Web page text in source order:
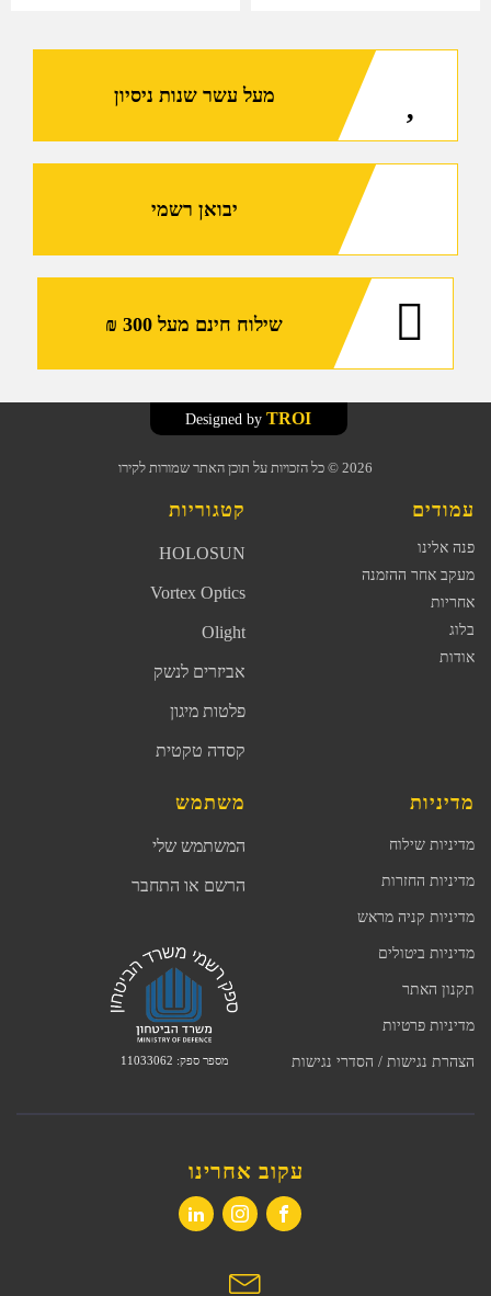
מעל עשר שנות ניסיון
יבואן רשמי
שילוח חינם מעל 300 ₪
2026 © כל הזכויות על תוכן האתר שמורות לקירו
TROI
עמודים
פנה אלינו
מעקב אחר ההזמנה
אחריות
בלוג
אודות
קטגוריות
HOLOSUN
Vortex Optics
Olight
אביזרים לנשק
פלטות מיגון
קסדה טקטית
מדיניות
מדיניות שילוח
מדיניות החזרות
מדיניות קניה מראש
מדיניות ביטולים
תקנון האתר
מדיניות פרטיות
הצהרת נגישות / הסדרי נגישות
משתמש
המשתמש שלי
הרשם או התחבר
מספר ספק: 11033062
עקוב אחרינו